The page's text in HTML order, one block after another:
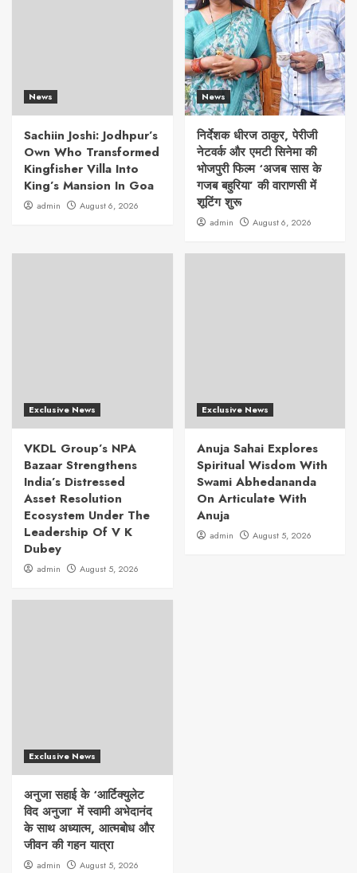
News
Sachiin Joshi: Jodhpur’s
Own Who Transformed
Kingfisher Villa Into
King’s Mansion In Goa
admin August 6, 2026
News
निर्देशक धीरज ठाकुर, पेरीजी
नेटवर्क और एमटी सिनेमा की
भोजपुरी फिल्म ‘अजब सास के
गजब बहुरिया’ की वाराणसी में
शूटिंग शुरू
admin August 6, 2026
Exclusive News
VKDL Group’s NPA
Bazaar Strengthens
India’s Distressed
Asset Resolution
Ecosystem Under The
Leadership Of V K
Dubey
admin August 5, 2026
Exclusive News
Anuja Sahai Explores
Spiritual Wisdom With
Swami Abhedananda
On Articulate With
Anuja
admin August 5, 2026
Exclusive News
अनुजा सहाई के ‘आर्टिक्युलेट
विद अनुजा’ में स्वामी अभेदानंद
के साथ अध्यात्म, आत्मबोध और
जीवन की गहन यात्रा
admin August 5, 2026